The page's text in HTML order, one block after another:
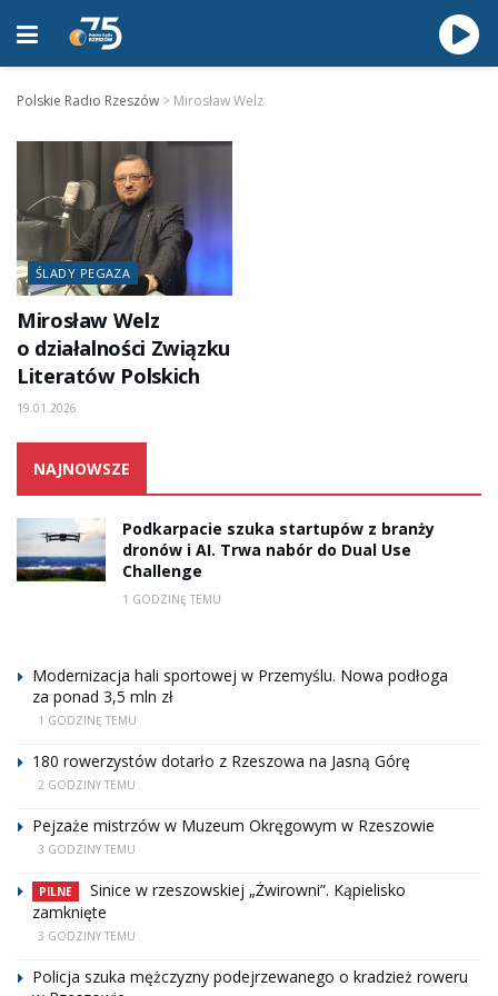
Polskie Radio Rzeszów > Mirosław Welz
ŚLADY PEGAZA
Mirosław Welz
o działalności Związku
Literatów Polskich
19.01.2026
NAJNOWSZE
Podkarpacie szuka startupów z branży
dronów i AI. Trwa nabór do Dual Use
Challenge
1 GODZINĘ TEMU
Modernizacja hali sportowej w Przemyślu. Nowa podłoga
za ponad 3,5 mln zł
1 GODZINĘ TEMU
180 rowerzystów dotarło z Rzeszowa na Jasną Górę
2 GODZINY TEMU
Pejzaże mistrzów w Muzeum Okręgowym w Rzeszowie
3 GODZINY TEMU
PILNE
Sinice w rzeszowskiej „Żwirowni”. Kąpielisko
zamknięte
3 GODZINY TEMU
Policja szuka mężczyzny podejrzewanego o kradzież roweru